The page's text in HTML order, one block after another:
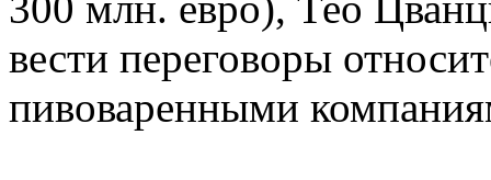
вести переговоры
пивоваренными